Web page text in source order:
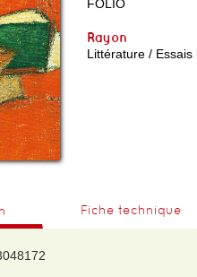
FOLIO
Rayon
Littérature / Essais
Fiche technique